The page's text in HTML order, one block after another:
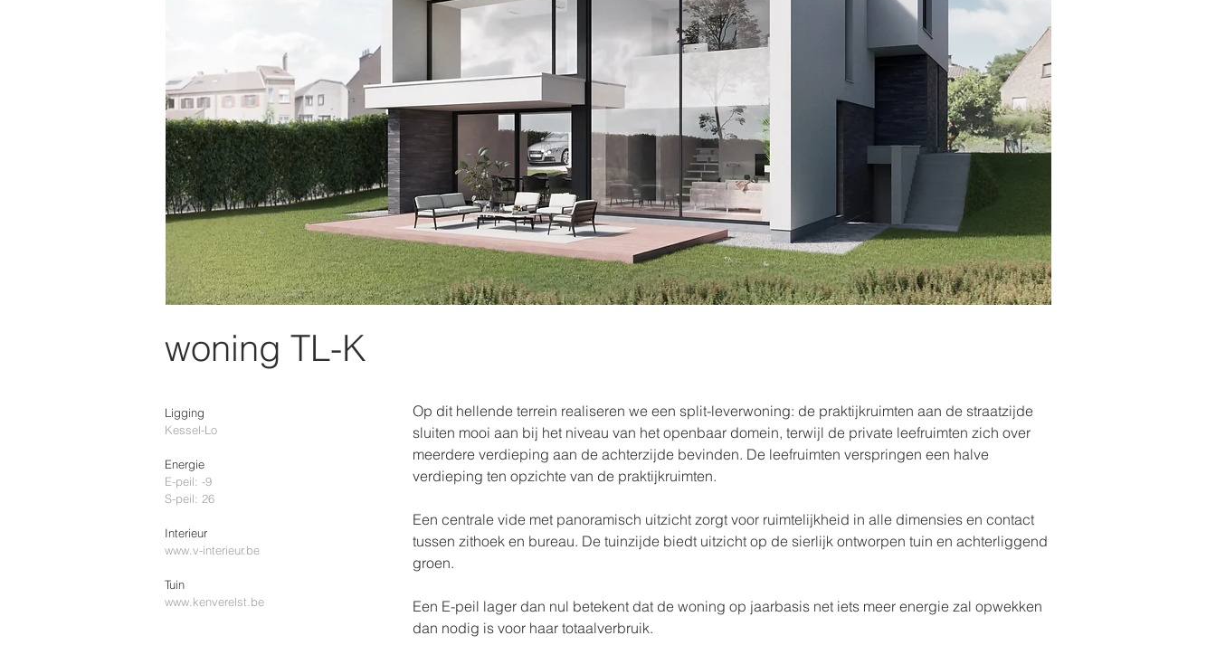
woning TL-K
Ligging
Kessel-Lo
Energie
E-peil: -9
S-peil: 26
Interieur
www.v-interieur.be
Tuin
www.kenverelst.be
Op dit hellende terrein realiseren we een split-leverwoning: de praktijkruimten aan de straatzijde
sluiten mooi aan bij het niveau van het openbaar domein, terwijl de private leefruimten zich over
meerdere verdieping aan de achterzijde bevinden. De leefruimten verspringen een halve
verdieping ten opzichte van de praktijkruimten.
Een centrale vide met panoramisch uitzicht zorgt voor ruimtelijkheid in alle dimensies en contact
tussen zithoek en bureau. De tuinzijde biedt uitzicht op de sierlijk ontworpen tuin en achterliggend
groen.
Een E-peil lager dan nul betekent dat de woning op jaarbasis net iets meer energie zal opwekken
dan nodig is voor haar totaalverbruik.